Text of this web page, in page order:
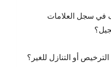
سجل العلامات
أو التنازل للغير؟